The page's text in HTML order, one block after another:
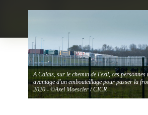
A Calais, sur le chemin de l'exil, ces personnes
avantage d'un embouteillage pour passer la
2020 - ©Axel Moescler / CICR